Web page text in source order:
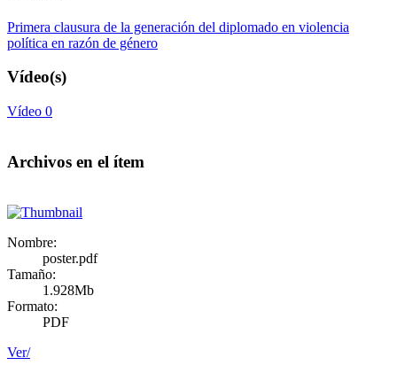
Primera clausura de la generación del diplomado en violencia
política en razón de género
Vídeo(s)
Vídeo 0
Archivos en el ítem
Nombre:
poster.pdf
Tamaño:
1.928Mb
Formato:
PDF
Ver/